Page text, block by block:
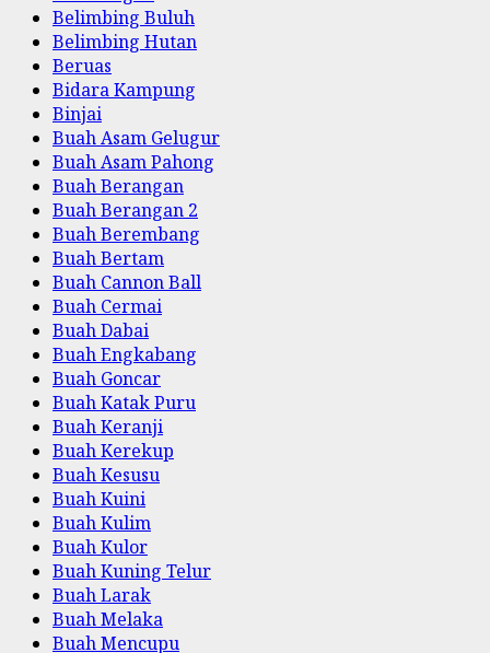
Belimbing Buluh
Belimbing Hutan
Beruas
Bidara Kampung
Binjai
Buah Asam Gelugur
Buah Asam Pahong
Buah Berangan
Buah Berangan 2
Buah Berembang
Buah Bertam
Buah Cannon Ball
Buah Cermai
Buah Dabai
Buah Engkabang
Buah Goncar
Buah Katak Puru
Buah Keranji
Buah Kerekup
Buah Kesusu
Buah Kuini
Buah Kulim
Buah Kulor
Buah Kuning Telur
Buah Larak
Buah Melaka
Buah Mencupu